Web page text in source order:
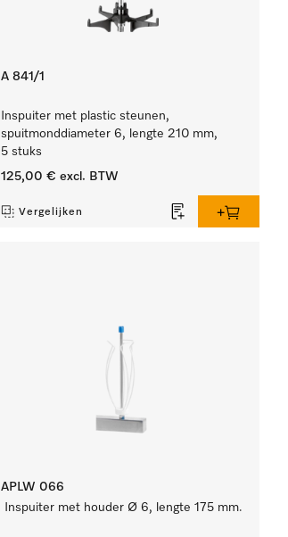
A 841/1
Inspuiter met plastic steunen,
spuitmonddiameter 6, lengte 210 mm,
5 stuks
125,00 € excl. BTW
Vergelijken
APLW 066
Inspuiter met houder Ø 6, lengte 175 mm.